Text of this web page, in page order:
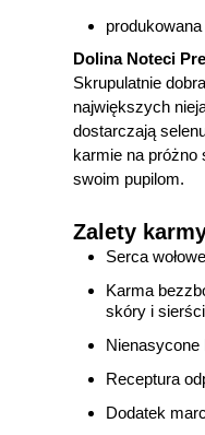
Dolina Noteci
Skrupulatnie
największych
dostarczają
karmie na próżno
swoim pupilom.
Zalety
Serca
Karma
skóry i
Nienasycone
Receptura
Dodatek